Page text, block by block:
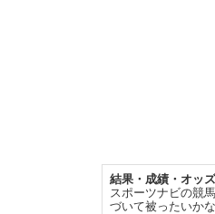
結果・成績・オッ
スポーツナビの競
づいて被ったいか